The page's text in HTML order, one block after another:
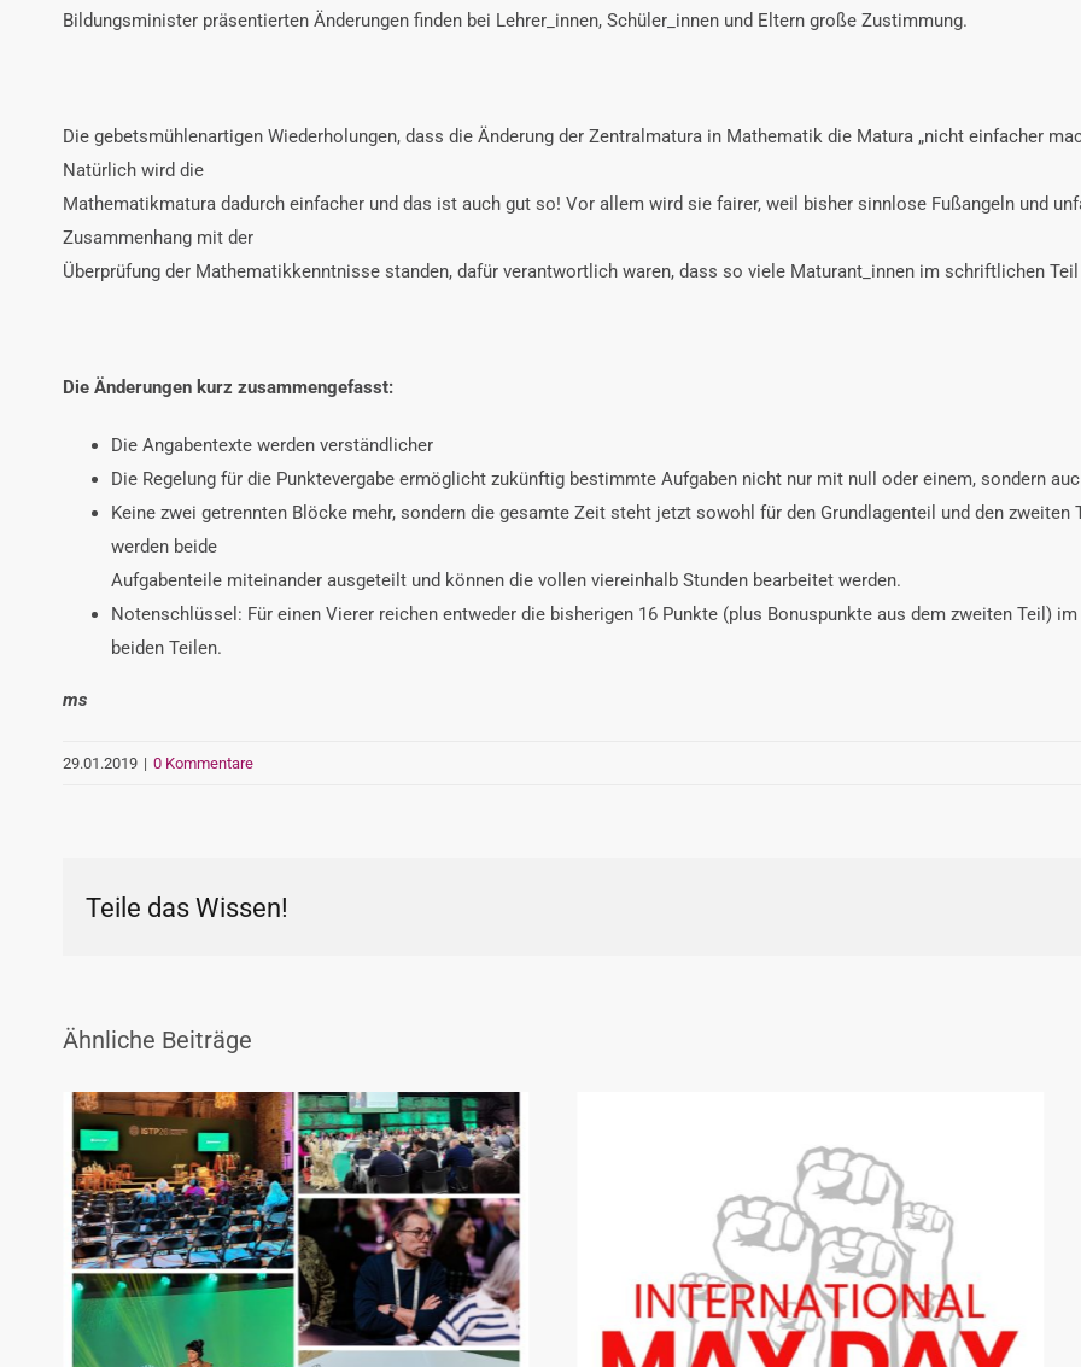
Bildungsminister präsentierten Änderungen finden bei Lehrer_innen, Schüler_innen und Eltern große Zustimmung.
Die gebetsmühlenartigen Wiederholungen, dass die Änderung der Zentralmatura in Mathematik die Matura „nicht einfacher
Natürlich wird die
Mathematikmatura dadurch einfacher und das ist auch gut so! Vor allem wird sie fairer, weil bisher sinnlose Fußangeln und
Zusammenhang mit der
Überprüfung der Mathematikkenntnisse standen, dafür verantwortlich waren, dass so viele Maturant_innen im schriftlichen
Die Änderungen kurz zusammengefasst:
Die Angabentexte werden verständlicher
Die Regelung für die Punktevergabe ermöglicht zukünftig bestimmte Aufgaben nicht nur mit null oder einem, sondern
Keine zwei getrennten Blöcke mehr, sondern die gesamte Zeit steht jetzt sowohl für den Grundlagenteil und den
werden beide
Aufgabenteile miteinander ausgeteilt und können die vollen viereinhalb Stunden bearbeitet werden.
Notenschlüssel: Für einen Vierer reichen entweder die bisherigen 16 Punkte (plus Bonuspunkte aus dem zweiten Teil)
beiden Teilen.
ms
29.01.2019 | 0 Kommentare
Teile das Wissen!
Ähnliche Beiträge